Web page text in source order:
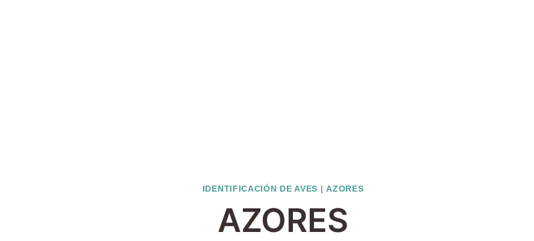
IDENTIFICACIÓN DE AVES |AZORES
AZORES